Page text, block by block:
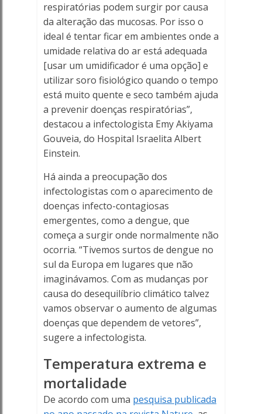
respiratórias podem surgir por causa
da alteração das mucosas. Por isso o
ideal é tentar ficar em ambientes onde a
umidade relativa do ar está adequada
[usar um umidificador é uma opção] e
utilizar soro fisiológico quando o tempo
está muito quente e seco também ajuda
a prevenir doenças respiratórias”,
destacou a infectologista Emy Akiyama
Gouveia, do Hospital Israelita Albert
Einstein.
Há ainda a preocupação dos
infectologistas com o aparecimento de
doenças infecto-contagiosas
emergentes, como a dengue, que
começa a surgir onde normalmente não
ocorria. “Tivemos surtos de dengue no
sul da Europa em lugares que não
imaginávamos. Com as mudanças por
causa do desequilíbrio climático talvez
vamos observar o aumento de algumas
doenças que dependem de vetores”,
sugere a infectologista.
Temperatura extrema e
mortalidade
De acordo com uma pesquisa publicada